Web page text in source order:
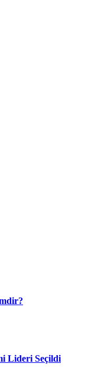
Lideri Seçildi